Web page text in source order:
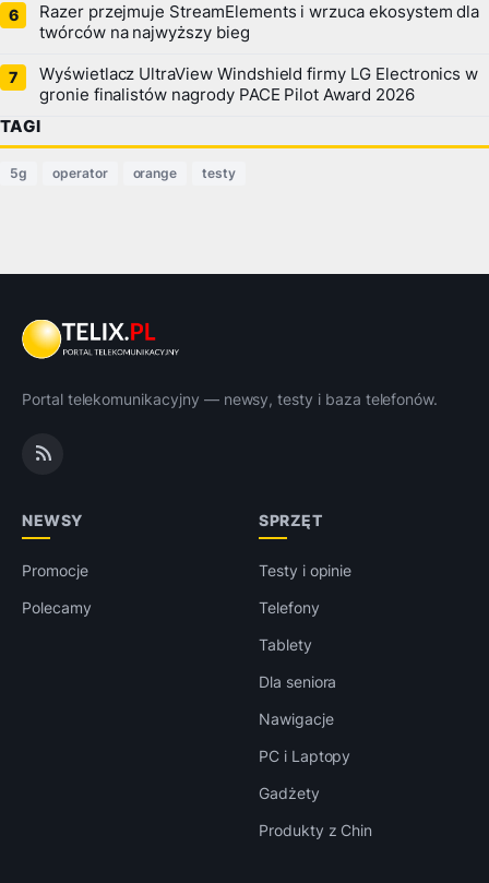
Razer przejmuje StreamElements i wrzuca ekosystem dla
twórców na najwyższy bieg
Wyświetlacz UltraView Windshield firmy LG Electronics w
gronie finalistów nagrody PACE Pilot Award 2026
TAGI
5g operator orange testy
Portal telekomunikacyjny — newsy, testy i baza telefonów.
NEWSY
Promocje
Polecamy
SPRZĘT
Testy i opinie
Telefony
Tablety
Dla seniora
Nawigacje
PC i Laptopy
Gadżety
Produkty z Chin